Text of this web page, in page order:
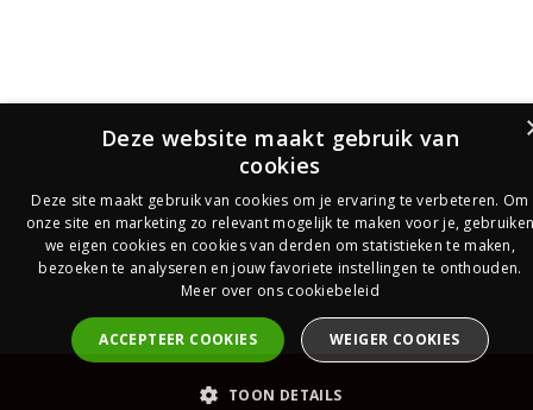
PrijsOfferte
Deze website maakt gebruik van
cookies
Deze site maakt gebruik van cookies om je ervaring te verbeteren. Om
onze site en marketing zo relevant mogelijk te maken voor je,
we eigen cookies en cookies van derden om statistieken te maken,
bezoeken te analyseren en jouw favoriete instellingen te onthouden.
Meer over ons cookiebeleid
ACCEPTEER COOKIES WEIGER COOKIES
TOON DETAILS